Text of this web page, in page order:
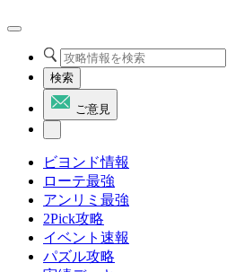
検索
ご意見
ビヨンド情報
ローテ最強
アンリミ最強
2Pick攻略
イベント速報
パズル攻略